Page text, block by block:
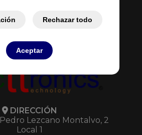
Rechazar todo
Aceptar
Presupuestos
DIRECCIÓN
Lezcano Montalvo, 2
Local 1